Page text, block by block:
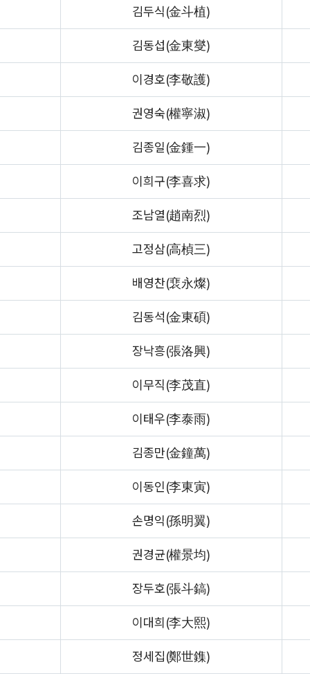
김두식(金斗植)
김동섭(金東燮)
이경호(李敬護)
권영숙(權寧淑)
김종일(金鍾一)
이희구(李喜求)
조남열(趙南烈)
고정삼(高楨三)
배영찬(裵永燦)
김동석(金東碩)
장낙흥(張洛興)
이무직(李茂直)
이태우(李泰雨)
김종만(金鐘萬)
이동인(李東寅)
손명익(孫明翼)
권경균(權景均)
장두호(張斗鎬)
이대희(李大熙)
정세집(鄭世鏶)